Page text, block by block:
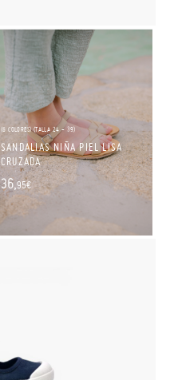
(6 COLORES) (TALLA 24 - 39)
SANDALIAS NIÑA PIEL LISA
CRUZADA
36, 95€